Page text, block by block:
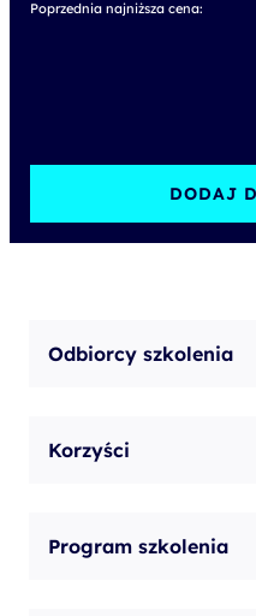
Poprzednia najniższa cena:
DODAJ
Odbiorcy szkolenia
Korzyści
Program szkolenia